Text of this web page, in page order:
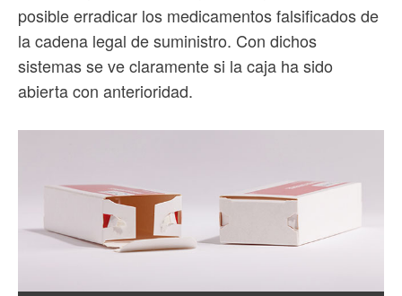
posible erradicar los medicamentos falsificados de
la cadena legal de suministro. Con dichos
sistemas se ve claramente si la caja ha sido
abierta con anterioridad.